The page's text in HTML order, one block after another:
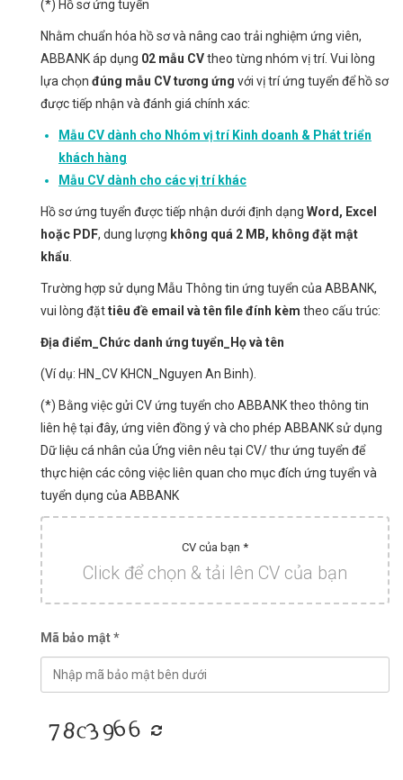
(*) Hồ sơ ứng tuyển
Nhằm chuẩn hóa hồ sơ và nâng cao trải nghiệm ứng viên,
ABBANK áp dụng 02 mẫu CVtheo từng nhóm vị trí. Vui lòng
lựa chọn đúng mẫu CV tương ứng với vị trí ứng tuyển để hồ sơ
được tiếp nhận và đánh giá chính xác:
Mẫu CV dành cho Nhóm vị trí Kinh doanh & Phát triển
khách hàng
Mẫu CV dành cho các vị trí khác
Hồ sơ ứng tuyển được tiếp nhận dưới định dạng Word, Excel
hoặc PDF, dung lượng không quá 2 MB, không đặt mật
khẩu
Trường hợp sử dụng Mẫu Thông tin ứng tuyển của ABBANK,
vui lòng đặttiêu đề email và tên file đính kèm theo cấu trúc:
Địa điểm_Chức danh ứng tuyển_Họ và tên
(Ví dụ: HN_CV KHCN_Nguyen An Binh).
(*) Bằng việc gửi CV ứng tuyển cho ABBANK theo thông tin
liên hệ tại đây, ứng viên đồng ý và cho phép ABBANK sử dụng
Dữ liệu cá nhân của Ứng viên nêu tại CV/ thư ứng tuyển để
thực hiện các công việc liên quan cho mục đích ứng tuyển và
tuyển dụng của ABBANK
CV của bạn *
Click để chọn & tải lên CV của bạn
Mã bảo mật *